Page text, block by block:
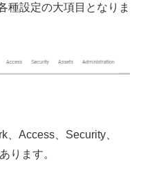
種設定の大項目となりま
、Access、Security、
ります。